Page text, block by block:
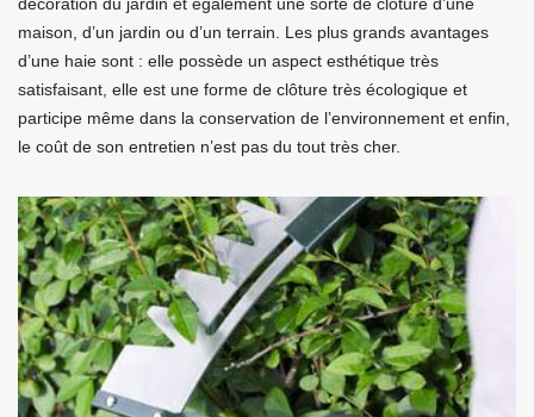
maison, d’un jardin ou d’un terrain. Les plus grands avantages
d’une haie sont : elle possède un aspect esthétique très
satisfaisant, elle est une forme de clôture très écologique et
participe même dans la conservation de l’environnement et enfin,
le coût de son entretien n’est pas du tout très cher.